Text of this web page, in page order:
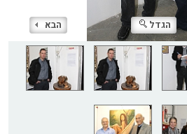
הגדל הבא